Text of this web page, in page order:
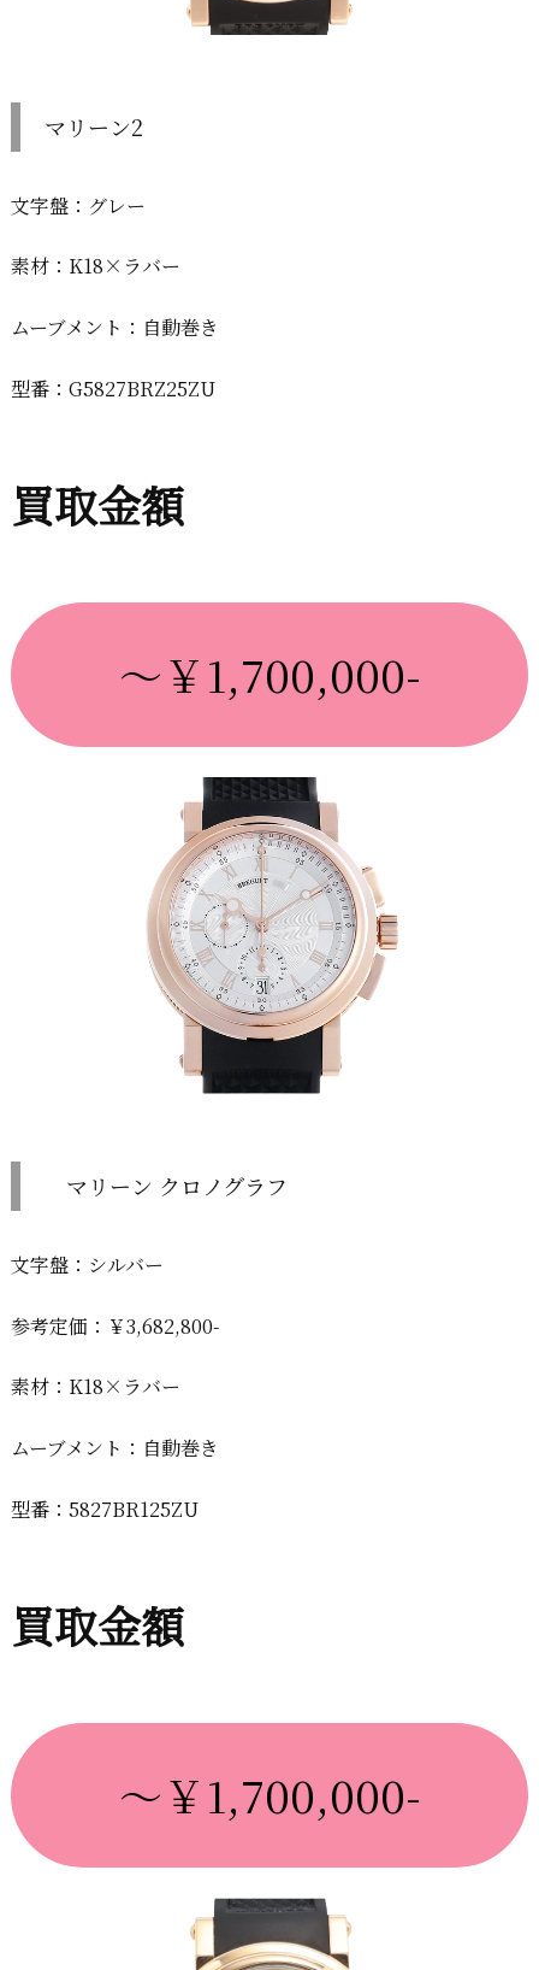
マリーン2
文字盤：グレー
素材：K18×ラバー
ムーブメント：自動巻き
型番：G5827BRZ25ZU
買取金額
～￥1,700,000-
マリーン クロノグラフ
文字盤：シルバー
参考定価：￥3,682,800-
素材：K18×ラバー
ムーブメント：自動巻き
型番：5827BR125ZU
買取金額
～￥1,700,000-